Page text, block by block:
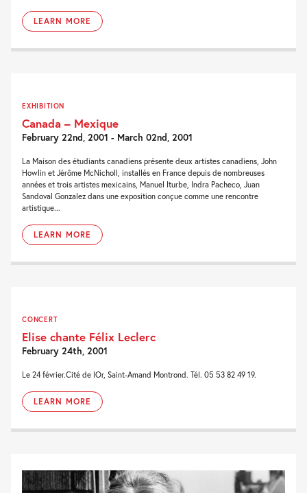
LEARN MORE
EXHIBITION
Canada – Mexique
February 22nd, 2001 - March 02nd, 2001
La Maison des étudiants canadiens présente deux artistes canadiens, John
Howlin et Jérôme McNicholl, installés en France depuis de nombreuses
années et trois artistes mexicains, Manuel Iturbe, Indra Pacheco, Juan
Sandoval Gonzalez dans une exposition conçue comme une rencontre
artistique...
LEARN MORE
CONCERT
Elise chante Félix Leclerc
February 24th, 2001
Le 24 février.Cité de lOr, Saint-Amand Montrond. Tél. 05 53 82 49 19.
LEARN MORE